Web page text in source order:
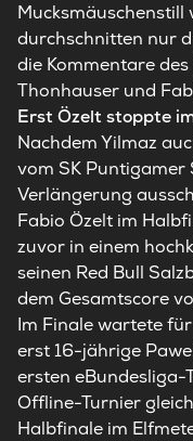
Mucksmäuschenstill
durchschnitten nur
die Kommentare
Thonhauser und
Erst Özelt stoppte
Nachdem Yilmaz
vom SK Puntigamer
Verlängerung
Fabio Özelt im
zuvor in einem
seinen Red Bull
dem Gesamtscore
Im Finale wartete
erst 16-jährige
ersten eBundesliga-
Offline-Turnier
Halbfinale im